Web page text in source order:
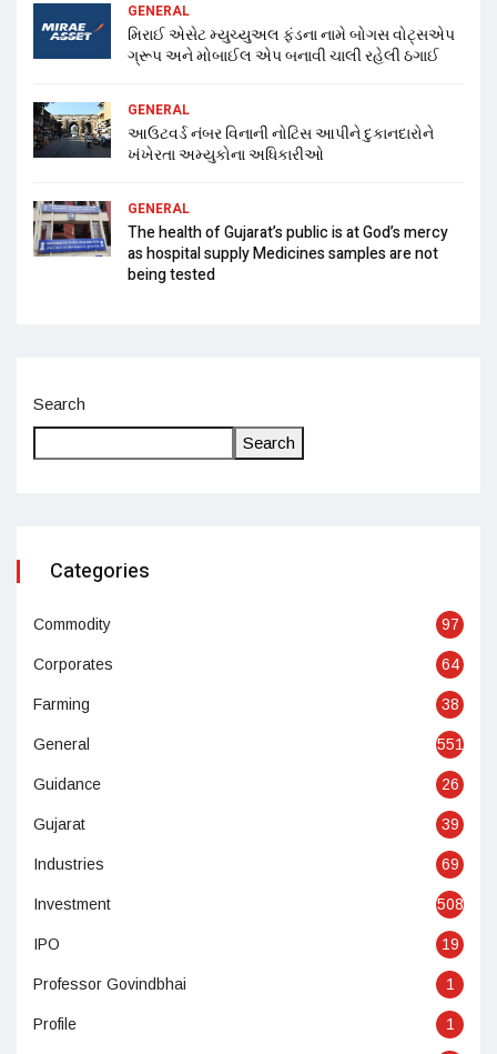
GENERAL
મિરાઈ એસેટ મ્યુચ્યુઅલ ફંડના નામે બોગસ વોટ્સએપ
ગ્રૂપ અને મોબાઈલ એપ બનાવી ચાલી રહેલી ઠગાઈ
GENERAL
આઉટવર્ડ નંબર વિનાની નોટિસ આપીને દુકાનદારોને
ખંખેરતા અમ્યુકોના અધિકારીઓ
GENERAL
The health of Gujarat’s public is at God’s mercy
as hospital supply Medicines samples are not
being tested
Search
Search
Categories
Commodity 97
Corporates 64
Farming 38
General 551
Guidance 26
Gujarat 39
Industries 69
Investment 508
IPO 19
Professor Govindbhai 1
Profile 1